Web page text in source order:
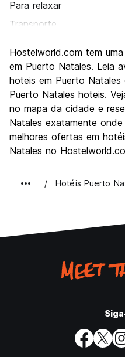
Para relaxar
Transporte
Cultura
Festas / vida noturna
Custo-beneficio
Hostelworld.com tem
em Puerto Natales. Leia
hoteis em Puerto
Puerto Natales hoteis.
no mapa da cidade e
Natales exatamente
melhores ofertas em
Natales no
Hotéis Puerto